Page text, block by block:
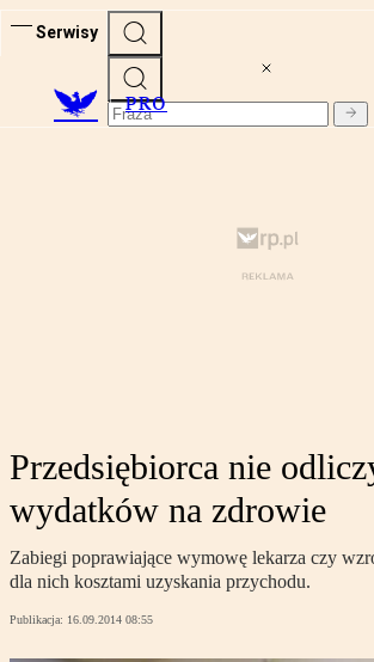
Serwisy
PRO
Przedsiębiorca nie
wydatków na zdrowie
Zabiegi poprawiające wymowę lekarza czy
dla nich kosztami uzyskania przychodu.
Publikacja: 16.09.2014 08:55